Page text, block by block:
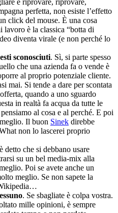
perfetta, non esiste l’effetto
click del mouse. È una cosa
lavoro è la classica “botta di
diventa virale (e non perché lo
sconosciuti. Sì, si parte spesso
che una azienda fa o vende è
al proprio potenziale cliente.
mai. Si tende a dare per scontata
quando a uno sguardo
in realtà fa acqua da tutte le
al cosa e al perché. E poi
Il buon Sinek direbbe
non lo lascerei proprio
detto che si debbano usare
su un bel media-mix alla
Poi se avete anche un
meglio. Se non sapete la
. Se sbagliate è colpa vostra.
mille opinioni, è sempre